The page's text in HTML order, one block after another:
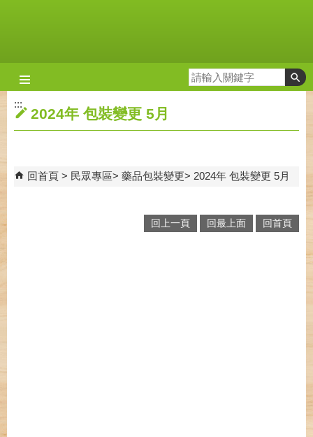
:::
2024年 包裝變更 5月
回首頁 民眾專區 藥品包裝變更 2024年 包裝變更 5月
回上一頁 回最上面 回首頁